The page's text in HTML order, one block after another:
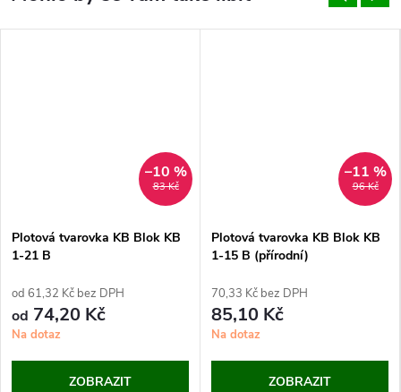
83 Kč
–10 %
Plotová tvarovka KB Blok KB
1-21 B
od 61,32 Kč bez DPH
od 74,20 Kč
Na dotaz
ZOBRAZIT
96 Kč
–11 %
Plotová tvarovka KB Blok KB
1-15 B (přírodní)
70,33 Kč bez DPH
85,10 Kč
Na dotaz
ZOBRAZIT